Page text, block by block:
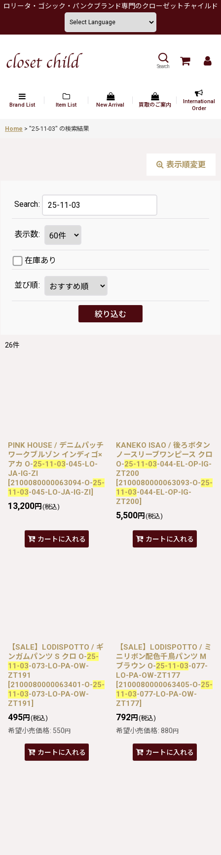
ロリータ・ゴシック・パンクブランド専門のクローゼットチャイルド
Search
Brand List Item List New Arrival 買取のご案内
International
Order
Home > "25-11-03" の検索結果
表示順変更
Search:
表示数:
在庫あり
並び順:
絞り込む
26件
PINK HOUSE / デニムパッチ
ワークブルゾン インディゴ×
アカ O-25-11-03-045-LO-
JA-IG-ZI
[2100080000063094-O-25-
11-03-045-LO-JA-IG-ZI]
13,200円 (税込)
カートに入れる
KANEKO ISAO / 後ろボタン
ノースリーブワンピース クロ
O-25-11-03-044-EL-OP-IG-
ZT200
[2100080000063093-O-25-
11-03-044-EL-OP-IG-
ZT200]
5,500円 (税込)
カートに入れる
【SALE】LODISPOTTO / ギ
ンガムパンツ S クロ O-25-
11-03-073-LO-PA-OW-
ZT191
[2100080000063401-O-25-
11-03-073-LO-PA-OW-
ZT191 ]
495円 (税込)
希望小売価格: 550円
カートに入れる
【SALE】LODISPOTTO / ミ
ニリボン配色千鳥パンツ M
ブラウン O-25-11-03-077-
LO-PA-OW-ZT177
[2100080000063405-O-25-
11-03-077-LO-PA-OW-
ZT177]
792円 (税込)
希望小売価格: 880円
カートに入れる